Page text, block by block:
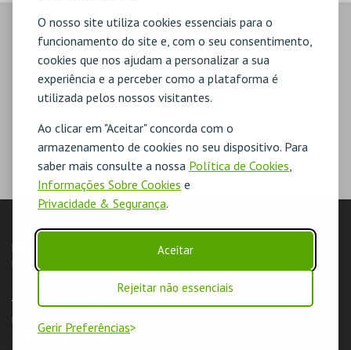
O nosso site utiliza cookies essenciais para o
funcionamento do site e, com o seu consentimento,
cookies que nos ajudam a personalizar a sua
experiência e a perceber como a plataforma é
utilizada pelos nossos visitantes.
Ao clicar em "Aceitar" concorda com o
armazenamento de cookies no seu dispositivo. Para
saber mais consulte a nossa Política de Cookies
Informações Sobre Cookies e
Privacidade & Segurança.
Aceitar
Rejeitar não essenciais
Gerir Preferências
LOJA
Pesquisar Carrinho de compras Eventos
Livro de Reclamações
AUTENTICAÇÃO
Login & Registo de Clientes
Orientadores de Salas